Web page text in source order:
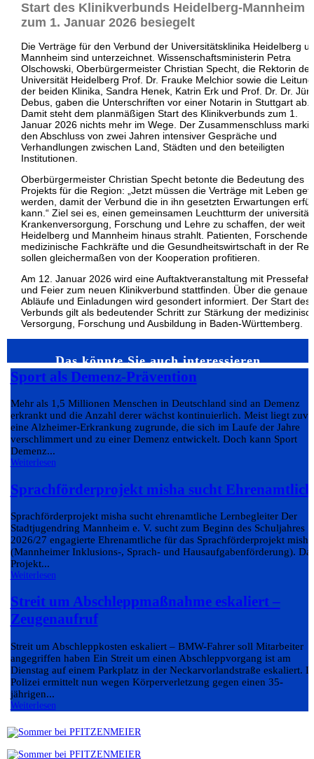
Start des Klinikverbunds Heidelberg-Mannheim
zum 1. Januar 2026 besiegelt
Die Verträge für den Verbund der Universitätsklinika Heidelberg
Mannheim sind unterzeichnet. Wissenschaftsministerin Petra
Olschowski, Oberbürgermeister Christian Specht, die Rektorin der
Universität Heidelberg Prof. Dr. Frauke Melchior sowie die
der beiden Klinika, Sandra Henek, Katrin Erk und Prof. Dr. Dr.
Debus, gaben die Unterschriften vor einer Notarin in Stuttgart ab.
Damit steht dem planmäßigen Start des Klinikverbunds zum 1.
Januar 2026 nichts mehr im Wege. Der Zusammenschluss
den Abschluss von zwei Jahren intensiver Gespräche und
Verhandlungen zwischen Land, Städten und den beteiligten
Institutionen.
Oberbürgermeister Christian Specht betonte die Bedeutung des
Projekts für die Region: „Jetzt müssen die Verträge mit Leben
werden, damit der Verbund die in ihn gesetzten Erwartungen
kann.“ Ziel sei es, einen gemeinsamen Leuchtturm der
Krankenversorgung, Forschung und Lehre zu schaffen, der weit
Heidelberg und Mannheim hinaus strahlt. Patienten, Forschende,
medizinische Fachkräfte und die Gesundheitswirtschaft in der
sollen gleichermaßen von der Kooperation profitieren.
Am 12. Januar 2026 wird eine Auftaktveranstaltung mit
und Feier zum neuen Klinikverbund stattfinden. Über die genauen
Abläufe und Einladungen wird gesondert informiert. Der Start des
Verbunds gilt als bedeutender Schritt zur Stärkung der
Versorgung, Forschung und Ausbildung in Baden-Württemberg.
Das könnte Sie auch interessieren…
Sport als Demenz-Prävention
Mehr als 1,5 Millionen Menschen in Deutschland sind an Demenz
erkrankt und die Anzahl derer wächst kontinuierlich. Meist liegt
eine Alzheimer-Erkrankung zugrunde, die sich im Laufe der Jahre
verschlimmert und zu einer Demenz entwickelt. Doch kann Sport
Demenz...
Weiterlesen
Sprachförderprojekt misha sucht
Sprachförderprojekt misha sucht ehrenamtliche Lernbegleiter Der
Stadtjugendring Mannheim e. V. sucht zum Beginn des Schuljahres
2026/27 engagierte Ehrenamtliche für das Sprachförderprojekt misha
(Mannheimer Inklusions-, Sprach- und Hausaufgabenförderung).
Projekt...
Weiterlesen
Streit um Abschleppmaßnahme eskaliert –
Zeugenaufruf
Streit um Abschleppkosten eskaliert – BMW-Fahrer soll Mitarbeiter
angegriffen haben Ein Streit um einen Abschleppvorgang ist am
Dienstag auf einem Parkplatz in der Neckarvorlandstraße eskaliert.
Polizei ermittelt nun wegen Körperverletzung gegen einen 35-
jährigen...
Weiterlesen